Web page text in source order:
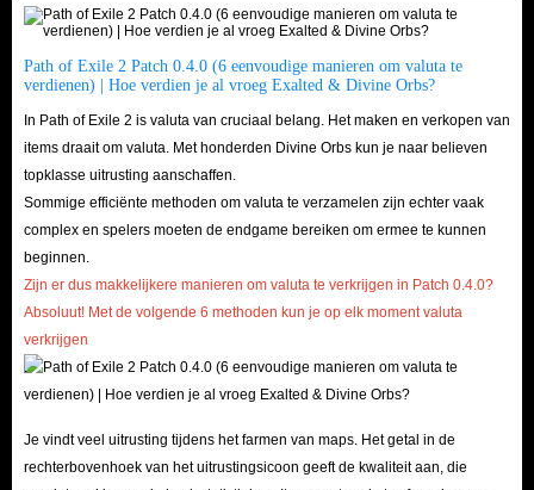
Path of Exile 2 Patch 0.4.0 (6 eenvoudige manieren om valuta te
verdienen) | Hoe verdien je al vroeg Exalted & Divine Orbs?
In Path of Exile 2 is valuta van cruciaal belang. Het maken en verkopen van
items draait om valuta. Met honderden Divine Orbs kun je naar believen
topklasse uitrusting aanschaffen.
Sommige efficiënte methoden om valuta te verzamelen zijn echter vaak
complex en spelers moeten de endgame bereiken om ermee te kunnen
beginnen.
Zijn er dus makkelijkere manieren om valuta te verkrijgen in Patch 0.4.0?
Absoluut! Met de volgende 6 methoden kun je op elk moment valuta
verkrijgen
.
Je vindt veel uitrusting tijdens het farmen van maps. Het getal in de
rechterbovenhoek van het uitrustingsicoon geeft de kwaliteit aan, die